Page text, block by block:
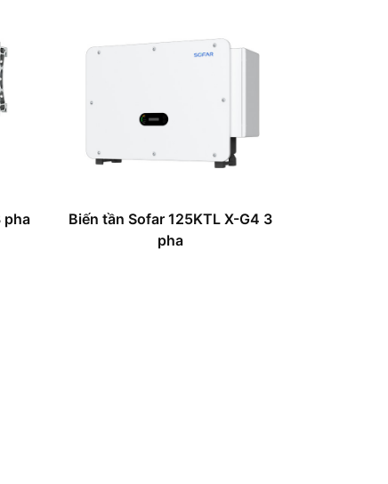
pha
Biến tần Sofar 125KTL X-G4 3
pha